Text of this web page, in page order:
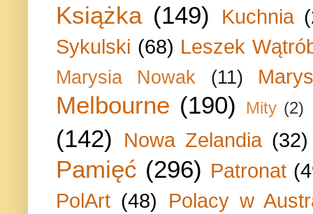
Książka (149) Kuchnia
Sykulski (68) Leszek
Marysia Nowak (11)
Melbourne (190) Mity (2)
(142) Nowa Zelandia (32)
Pamięć (296) Patronat
PolArt (48) Polacy w